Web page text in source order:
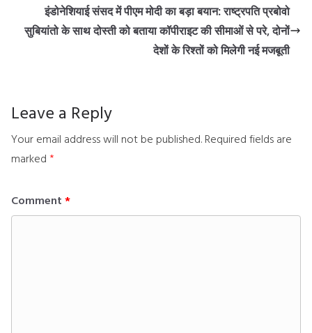
इंडोनेशियाई संसद में पीएम मोदी का बड़ा बयान: राष्ट्रपति प्रबोवो
सुबियांतो के साथ दोस्ती को बताया कॉपीराइट की सीमाओं से परे, दोनों
देशों के रिश्तों को मिलेगी नई मजबूती
Leave a Reply
Your email address will not be published. Required fields are
marked *
Comment *